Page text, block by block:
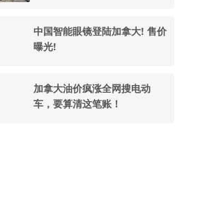
中国智能眼镜登陆加拿大! 售价
曝光!
加拿大油价疯涨全网搜电动
车，要算清这笔账！